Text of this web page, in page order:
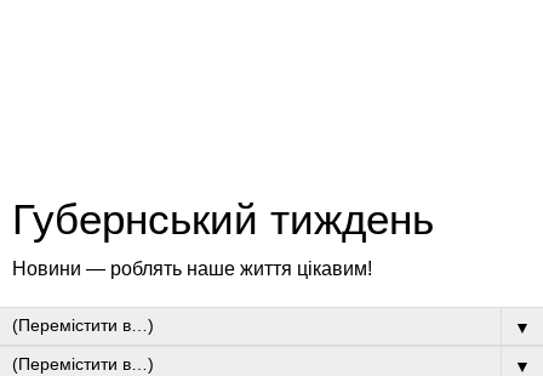
Губернський тиждень
Новини — роблять наше життя цікавим!
▼
▼